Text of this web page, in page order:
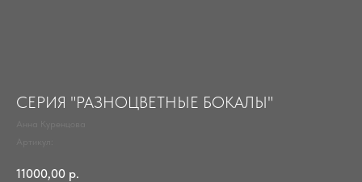
СЕРИЯ "РАЗНОЦВЕТНЫЕ БОКАЛЫ"
11000,00 р.